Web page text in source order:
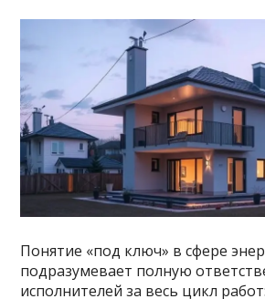
Понятие «под ключ» в сфере
подразумевает полную
исполнителей за весь цикл